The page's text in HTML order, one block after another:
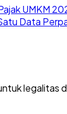
UMKM
Data
legalitas